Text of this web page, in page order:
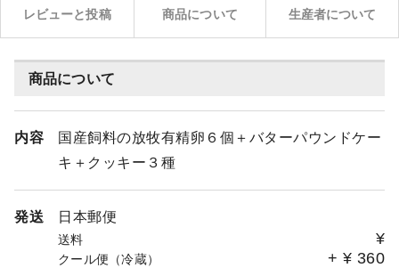
レビューと投稿 商品について 生産者について
商品について
内容
国産飼料の放牧有精卵６個＋バターパウンドケー
キ＋クッキー３種
発送 日本郵便
送料 ¥
クール便（冷蔵） + ¥ 360